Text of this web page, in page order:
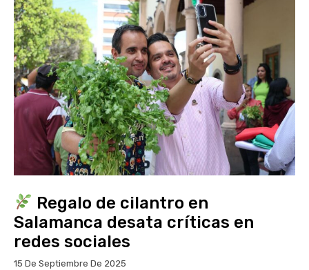
Regalo de cilantro en
Salamanca desata críticas en
redes sociales
15 De Septiembre De 2025